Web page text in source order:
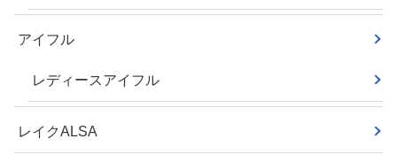
アイフル
レディースアイフル
レイクALSA